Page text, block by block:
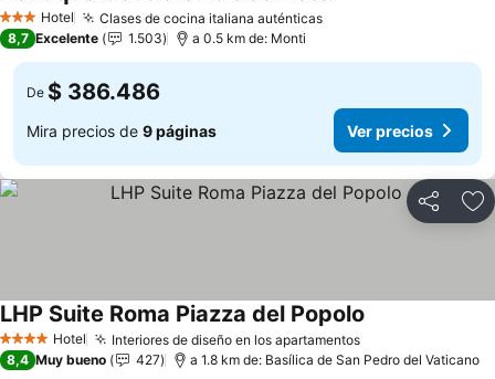
3 Estrellas
Hotel Clases de cocina italiana auténticasVer precios
Ver precios
8,7 Excelente 1.503 a 0.5 km de: Monti
De $ 386.486
Mira precios de 9 páginas Ver precios
Compartir
4 EstrellasHotel Interiores de diseño en los apartamentosVer precios
LHP Suite Roma Piazza del Popolo
8,4 Muy bueno 427 a 1.8 km de: Basílica de San Pedro del Vaticano